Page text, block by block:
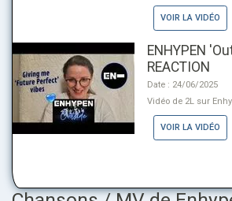
VOIR LA VIDÉO
ENHYPEN
REACTION
Date : 24/06/2025
Vidéo de 2L sur
VOIR LA VIDÉO